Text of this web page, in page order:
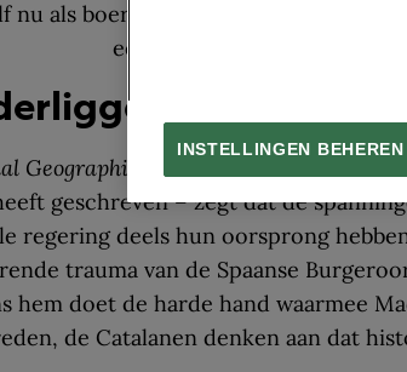
spanning
Geographic
geschreven – zegt dat de
regering deels hun oorsprong
trauma van de Spaanse
hem doet de harde hand waarmee
de Catalanen denken aan dat
INSTELLINGEN BEHEREN